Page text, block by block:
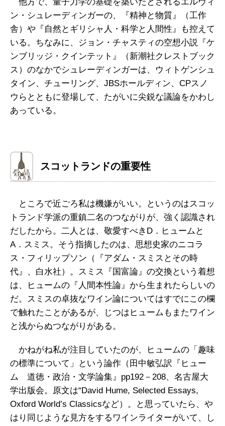
ン・シュレーディンガーの、『精神と物質』（工作
舎）や『自然とギリシャ人・科学と人間性』も控えて
いる。ちなみに、ジョン・チャスティの空想小説『ケ
ンブリッジ・クインテット』（新潮社クレストブック
ス）のなかでシュレーディンガーは、ウィトゲンシュ
タイン、チューリング、JBSホールディン、CPスノ
ウらとともに登場して、たがいに尖鋭な議論をかわし
あっている。
スコットランドの重要性
ところで近ごろ私は機嫌がいい。というのはスコッ
トランド学派の重鎮二名のつながりが、強く認識され
だしたから。二人とは、敬愛すべきD．ヒュームと
A．スミス。そう指摘したのは、思想史家のニコラ
ス・フィリップソン（『アダム・スミスとその時
代』、白水社）。スミス『国富論』の交換という着想
は、ヒュームの『人間本性論』から生まれたらしいの
だ。スミスの卓抜なワイン論についてはすでにこの欄
で触れたことがあるが、じつはヒュームもまたワイン
と浅からぬつながりがある。
かねがね私が注目していたのが、ヒュームの「趣味
の標準について」という論作（田中敏弘訳『ヒュー
ム 道徳・政治・文学論集』pp192－208、名古屋大
学出版会。原文は“David Hume, Selected Essays,
Oxford World’s Classicsなど）。と思っていたら、や
はり同じような見方をするワインライターがいて、し